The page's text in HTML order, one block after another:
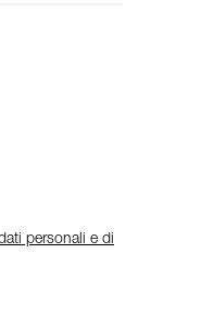
personali e di